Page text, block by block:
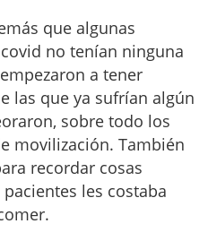
que algunas
no tenían ninguna
a tener
las que ya sufrían algún
sobre todo los
movilización. También
recordar cosas
les costaba